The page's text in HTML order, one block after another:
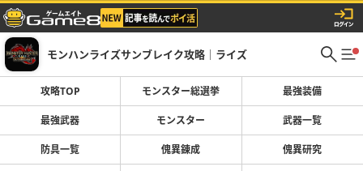
モンハンライズサンブレイク攻略｜ライズ
攻略TOP モンスター総選挙 最強装備
最強武器 モンスター 武器一覧
防具一覧 傀異錬成 傀異研究